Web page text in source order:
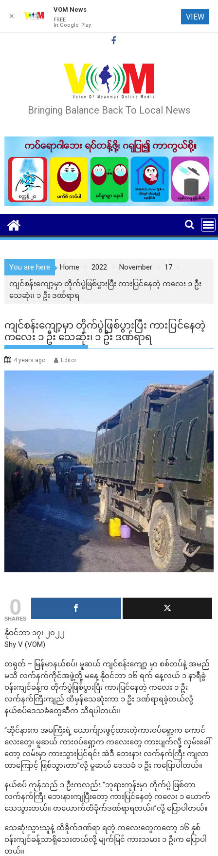
Bringing Balance Back To Local News
You are here Home 2022 November
17
ကျင်စန်းကျော့မှာ တိုက်ပွဲဖြစ်ပွားပြီး ကားပြင်‌နေတဲ့ ကလေး ၁ ဦး
သေဆုံး၊ ၁ ဦး ဒဏ်ရာရ
ကျင်စန်းကျော့မှာ တိုက်ပွဲဖြစ်ပွားပြီး ကားပြင်‌နေတဲ့
ကလေး ၁ ဦး သေဆုံး၊ ၁ ဦး ဒဏ်ရာရ
4 years ago Editor
0
SHARES
နိုဝင်ဘာ ၁၇၊ ၂၀၂၂
Shy V (VOM)
တရုတ် – မြန်မာနယ်စပ်၊ မူဆယ် ကျင်စန်းကျော့ မှာ စစ်တပ်နဲ့ အမည်
မသိ လက်နက်ကိုင်အဖွဲ့တို့ မနေ့ နိုဝင်ဘာ ၁၆ ရက် နေ့လယ် ၁ နာရီခွဲ
ဝန်းကျင်ခန့်က တိုက်ပွဲဖြစ်ပွားပြီး ကားပြင်နေတဲ့ ကလေး ၁ ဦး
လက်နက်ကြီးကျည် ထိမှန်သေဆုံးကာ ၁ ဦး ဒဏ်ရာရခဲ့တယ်လို့
နယ်စပ်ဒေသခံတွေဆီက သိရပါတယ်။
“ဆိုင်နားက အမကြီးရဲ့ ယောက်ျားဖွင့်ထားတဲ့ကားဝပ်ရှော့က ကောင်
လေးတွေ၊ မူဆယ် ကားဝပ်ရှော့က ကလေးတွေ ကားပျက်လို့ လှမ်းခေါ်
တော့ လမ်းမှာ ကားသွားပြင်ရင်း အဲဒီ ဘေးနား လက်နက်ကြီး ကျလာ
တာကြောင့် ဖြစ်သွားတာ”လို့ မူဆယ် ဒေသခံ ၁ ဦး ကပြောပါတယ်။
နယ်စပ် ကုန်သည် ၁ ဦးကလည်း “ဘုရားကုန်းမှာ တိုက်ပွဲ ဖြစ်တာ
လက်နက်ကြီး ဘေးနားကျပြီးတော့ ကားပြင်နေတဲ့ ကလေး ၁ ယောက်
သေသွားတယ်။ တယောက်ထိခိုက်ဒဏ်ရာရတယ်။”လို့ ပြောပါတယ်။
သေဆုံးသွားသူနဲ့ ထိခိုက်ဒဏ်ရာ ရတဲ့ ကလေးတွေကတော့ ၁၆ နှစ်
ဝန်းကျင်ခန့်သာရှိသေးတယ်လို့ မျက်မြင် ကားသမား ၁ ဦးက ပြောပါ
တယ်။
✕
VOM News
FREE
In Google Play
VIEW